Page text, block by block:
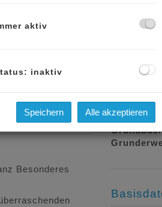
Besonderes
Garage:
Provision:
aktiv
inaktiv
Speichern Alle akzeptieren